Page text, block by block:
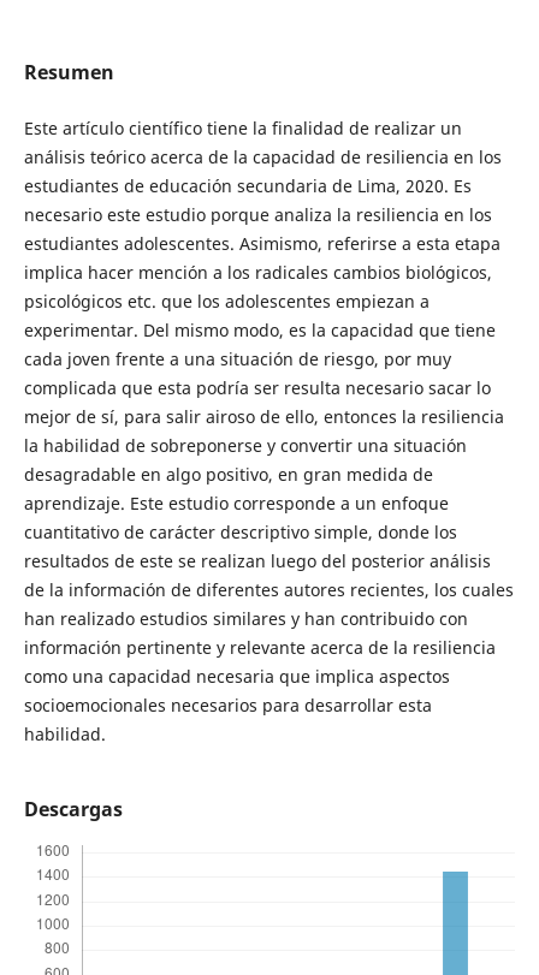
Resumen
Este artículo científico tiene la finalidad de realizar un
análisis teórico acerca de la capacidad de resiliencia en los
estudiantes de educación secundaria de Lima, 2020. Es
necesario este estudio porque analiza la resiliencia en los
estudiantes adolescentes. Asimismo, referirse a esta etapa
implica hacer mención a los radicales cambios biológicos,
psicológicos etc. que los adolescentes empiezan a
experimentar. Del mismo modo, es la capacidad que tiene
cada joven frente a una situación de riesgo, por muy
complicada que esta podría ser resulta necesario sacar lo
mejor de sí, para salir airoso de ello, entonces la resiliencia
la habilidad de sobreponerse y convertir una situación
desagradable en algo positivo, en gran medida de
aprendizaje. Este estudio corresponde a un enfoque
cuantitativo de carácter descriptivo simple, donde los
resultados de este se realizan luego del posterior análisis
de la información de diferentes autores recientes, los cuales
han realizado estudios similares y han contribuido con
información pertinente y relevante acerca de la resiliencia
como una capacidad necesaria que implica aspectos
socioemocionales necesarios para desarrollar esta
habilidad.
Descargas